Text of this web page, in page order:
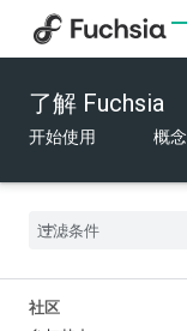
了解 Fuchsia
开始使用 概念
社区